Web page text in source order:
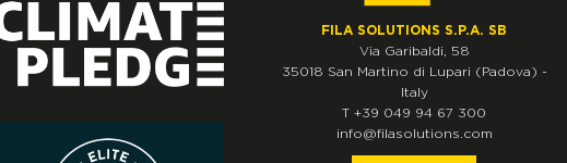
FILA SOLUTIONS S.P.A. SB
Via Garibaldi, 58
35018 San Martino di Lupari (Padova) -
Italy
T +39 049 94 67 300
info@filasolutions.com